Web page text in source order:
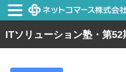
ITソリューション塾・第52